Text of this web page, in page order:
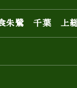
朱鷺 千葉 上総